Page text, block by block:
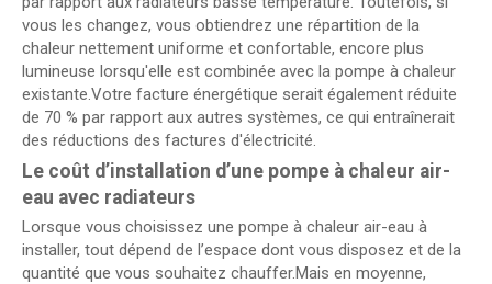
vous les changez, vous obtiendrez une répartition de la
chaleur nettement uniforme et confortable, encore plus
lumineuse lorsqu'elle est combinée avec la pompe à chaleur
existante.Votre facture énergétique serait également réduite
de 70 % par rapport aux autres systèmes, ce qui entraînerait
des réductions des factures d'électricité.
Le coût d’installation d’une pompe à chaleur air-
eau avec radiateurs
Lorsque vous choisissez une pompe à chaleur air-eau à
installer, tout dépend de l’espace dont vous disposez et de la
quantité que vous souhaitez chauffer.Mais en moyenne,